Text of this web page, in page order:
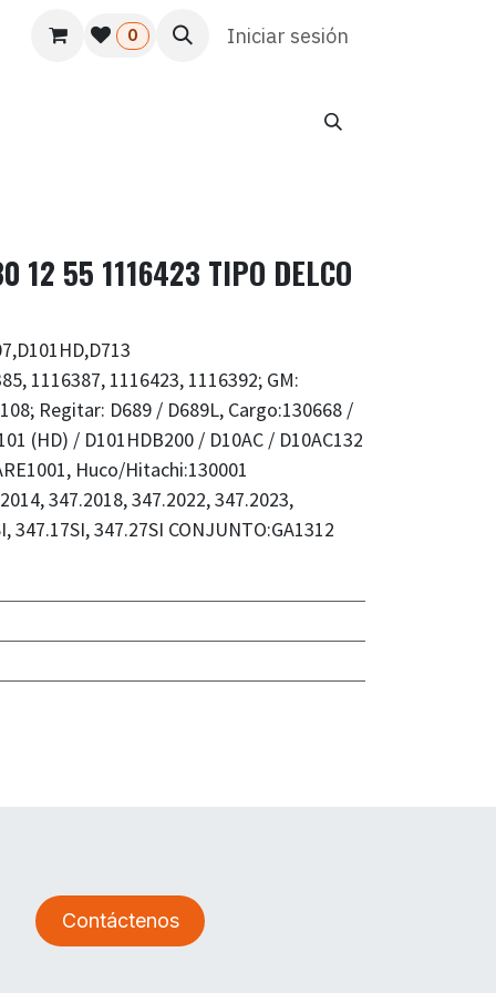
Usuario Atención al cliente HR
0 Iniciar sesión
12 55 1116423 TIPO DELCO
1116387, 1116423, 1116392; GM:
Regitar: D689 / D689L, Cargo:130668 /
(HD) / D101HDB200 / D10AC / D10AC132
Huco/Hitachi:130001
347.2018, 347.2022, 347.2023,
347.17SI, 347.27SI CONJUNTO:GA1312
Contáctenos